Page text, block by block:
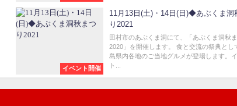
イベント開催
11月13日(土)・14日(日)◆あぶくま洞
り2021
田村市のあぶくま洞にて、「あぶくま洞秋ま
2020」を開催します。 食と交流の祭典とし
島県内各地のご当地グルメが登場します。
ト...